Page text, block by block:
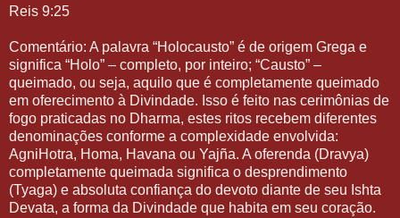
Reis 9:25
Comentário: A palavra “Holocausto” é de origem Grega e
significa “Holo” – completo, por inteiro; “Causto” –
queimado, ou seja, aquilo que é completamente queimado
em oferecimento à Divindade. Isso é feito nas cerimônias de
fogo praticadas no Dharma, estes ritos recebem diferentes
denominações conforme a complexidade envolvida:
AgniHotra, Homa, Havana ou Yajña. A oferenda (Dravya)
completamente queimada significa o desprendimento
(Tyaga) e absoluta confiança do devoto diante de seu Ishta
Devata, a forma da Divindade que habita em seu coração.